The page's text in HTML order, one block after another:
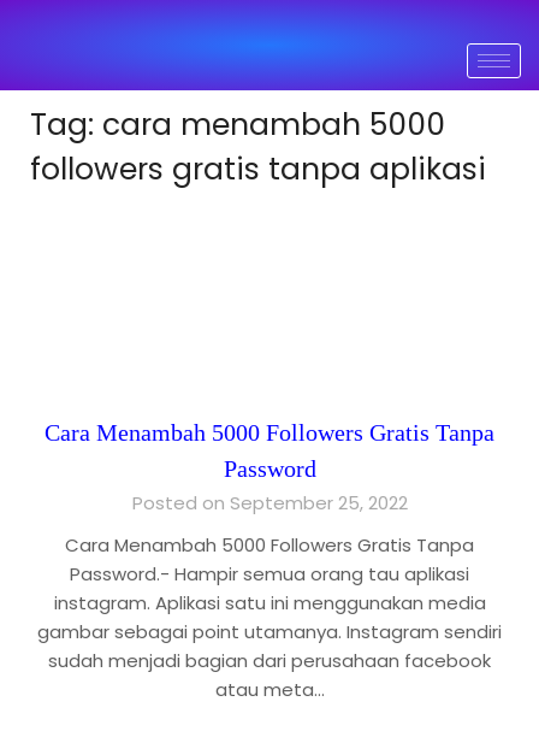
Tag: cara menambah 5000
followers gratis tanpa aplikasi
Cara Menambah 5000 Followers Gratis Tanpa
Password
Posted on September 25, 2022
Cara Menambah 5000 Followers Gratis Tanpa
Password.- Hampir semua orang tau aplikasi
instagram. Aplikasi satu ini menggunakan media
gambar sebagai point utamanya. Instagram sendiri
sudah menjadi bagian dari perusahaan facebook
atau meta…